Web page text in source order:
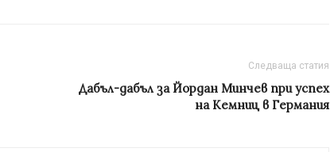
Следваща статия
Дабъл-дабъл за Йордан Минчев при успех
на Кемниц в Германия